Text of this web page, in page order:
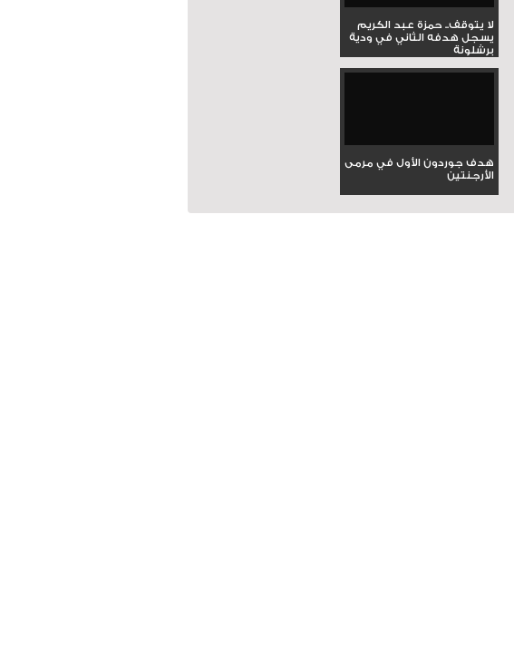
لا يتوقف.. حمزة عبد الكريم
يسجل هدفه الثاني في ودية
برشلونة
هدف جوردون الأول في مرمى
الأرجنتين